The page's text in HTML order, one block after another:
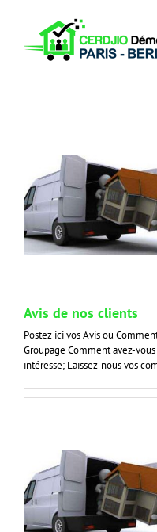
Avis de nos clients
Postez ici vos Avis ou
Groupage Comment avez-
intéresse; Laissez-nous vos